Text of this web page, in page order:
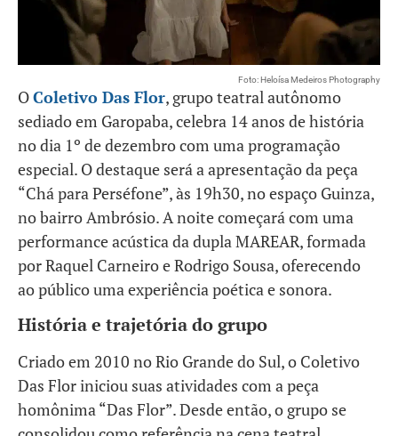
Foto: Heloísa Medeiros Photography
OColetivo Das Flor, grupo teatral autônomo
sediado em Garopaba, celebra 14 anos de história
no dia 1º de dezembro com uma programação
especial. O destaque será a apresentação da peça
“Chá para Perséfone”, às 19h30, no espaço Guinza,
no bairro Ambrósio. A noite começará com uma
performance acústica da dupla MAREAR, formada
por Raquel Carneiro e Rodrigo Sousa, oferecendo
ao público uma experiência poética e sonora.
História e trajetória do grupo
Criado em 2010 no Rio Grande do Sul, o Coletivo
Das Flor iniciou suas atividades com a peça
homônima “Das Flor”. Desde então, o grupo se